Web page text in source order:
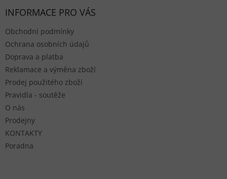
INFORMACE PRO VÁS
Obchodní podmínky
Ochrana osobních údajů
Doprava a platba
Reklamace a výměna zboží
Prodej použitého zboží
Pravidla - soutěže
O nás
Prodejny
KONTAKTY
Poradna